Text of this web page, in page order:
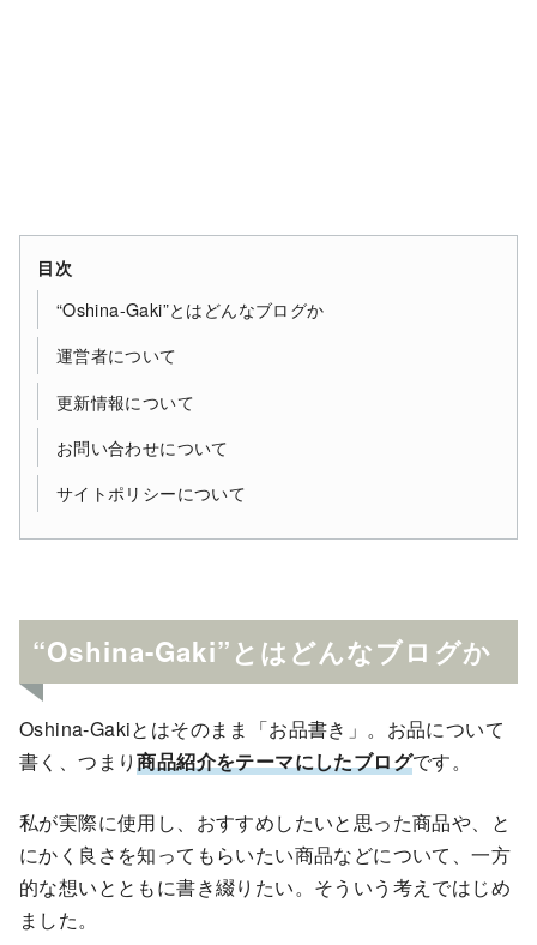
目次
“Oshina-Gaki”とはどんなブログか
運営者について
更新情報について
お問い合わせについて
サイトポリシーについて
“Oshina-Gaki”とはどんなブログか
Oshina-Gakiとはそのまま「お品書き」。お品について
書く、つまり商品紹介をテーマにしたブログです。
私が実際に使用し、おすすめしたいと思った商品や、と
にかく良さを知ってもらいたい商品などについて、一方
的な想いとともに書き綴りたい。そういう考えではじめ
ました。